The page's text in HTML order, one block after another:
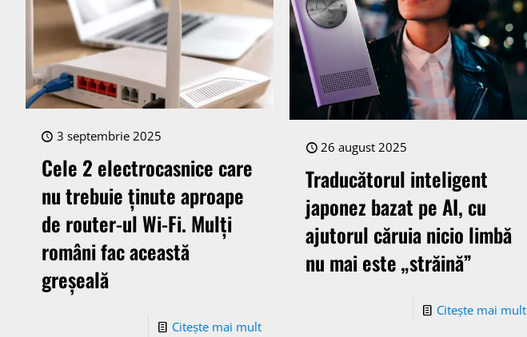
3 septembrie 2025
Cele 2 electrocasnice care
nu trebuie ținute aproape
de router-ul Wi-Fi. Mulți
români fac această
greșeală
Citește mai mult
26 august 2025
Traducătorul inteligent
japonez bazat pe AI, cu
ajutorul căruia nicio limbă
nu mai este „străină”
Citește mai mult